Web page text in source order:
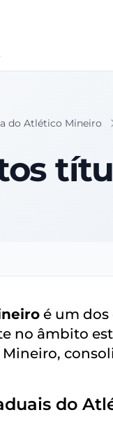
do Atlético Mineiro
é um
no âmbito
do